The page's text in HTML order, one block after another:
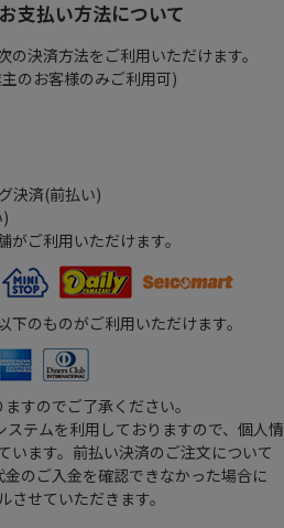
支払い方法について
決済方法をご利用いただけます。
のお客様のみご利用可)
決済(前払い)
ご利用いただけます。
のものがご利用いただけます。
すのでご了承ください。
ステムを利用しておりますので、個人情
います。前払い決済のご注文について
のご入金を確認できなかった場合に
せていただきます。